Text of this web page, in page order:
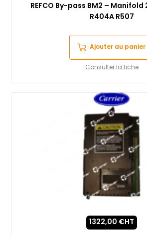
REFCO By-pass BM2 – Manifold
R404A R507
Ajouter au panier
Consulter la fiche
1322,00 €HT